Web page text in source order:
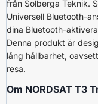
från Solberga Teknik.
Universell Bluetooth-
dina Bluetooth-
Denna produkt är
lång hållbarhet,
resa.
Om NORDSAT T3